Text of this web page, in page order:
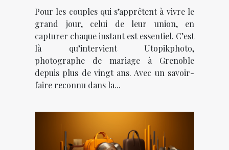
Utopikphoto !
Pour les couples qui s’apprêtent à vivre le
grand jour, celui de leur union, en
capturer chaque instant est essentiel. C’est
là qu’intervient Utopikphoto,
photographe de mariage à Grenoble
depuis plus de vingt ans. Avec un savoir-
faire reconnu dans la...